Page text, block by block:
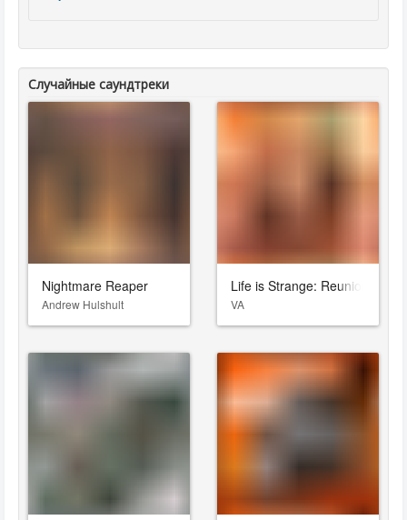
Случайные саундтреки
Nightmare Reaper
Andrew Hulshult
Life is Strange: Reunion
VA